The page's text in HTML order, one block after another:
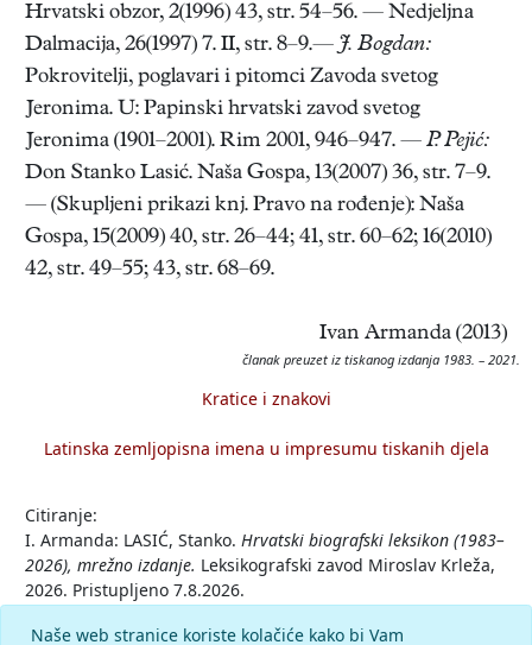
Hrvatski obzor, 2(1996) 43, str. 54–56. — Nedjeljna
Dalmacija, 26(1997) 7. II, str. 8–9.— J. Bogdan:
Pokrovitelji, poglavari i pitomci Zavoda svetog
Jeronima. U: Papinski hrvatski zavod svetog
Jeronima (1901–2001). Rim 2001, 946–947. — P. Pejić:
Don Stanko Lasić. Naša Gospa, 13(2007) 36, str. 7–9.
— (Skupljeni prikazi knj. Pravo na rođenje): Naša
Gospa, 15(2009) 40, str. 26–44; 41, str. 60–62; 16(2010)
42, str. 49–55; 43, str. 68–69.
Ivan Armanda (2013)
članak preuzet iz tiskanog izdanja 1983. – 2021.
Kratice i znakovi
Latinska zemljopisna imena u impresumu tiskanih djela
Citiranje:
I. Armanda: LASIĆ, Stanko. Hrvatski biografski leksikon (1983–
2026), mrežno izdanje. Leksikografski zavod Miroslav Krleža,
2026. Pristupljeno 7.8.2026.
Naše web stranice koriste kolačiće kako bi Vam